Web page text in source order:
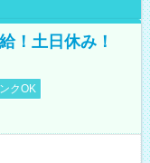
！土日休み！
クOK